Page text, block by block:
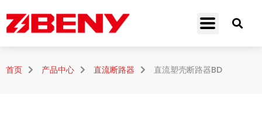
首页 产品中心 直流断路器 直流塑壳断路器BD